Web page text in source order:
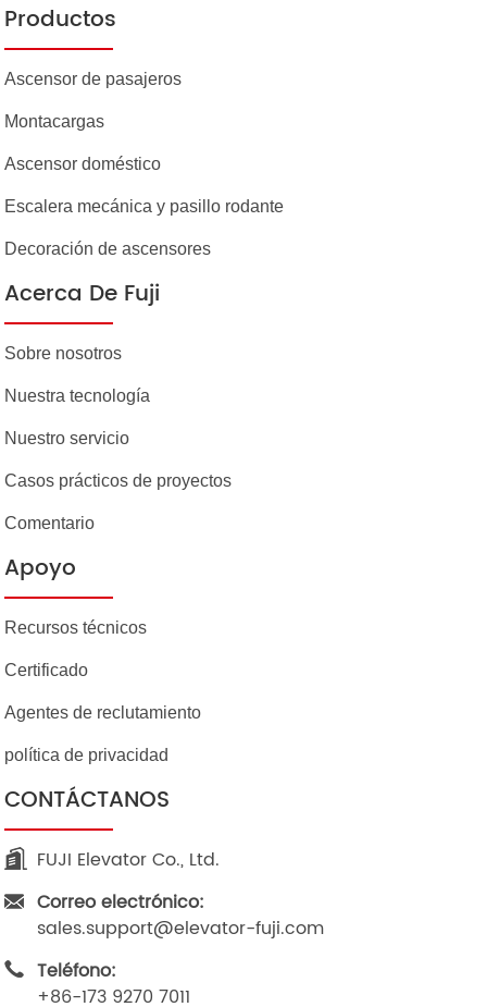
Productos
Ascensor de pasajeros
Montacargas
Ascensor doméstico
Escalera mecánica y pasillo rodante
Decoración de ascensores
Acerca De Fuji
Sobre nosotros
Nuestra tecnología
Nuestro servicio
Casos prácticos de proyectos
Comentario
Apoyo
Recursos técnicos
Certificado
Agentes de reclutamiento
política de privacidad
CONTÁCTANOS
FUJI Elevator Co., Ltd.
Correo electrónico:
sales.support@elevator-fuji.com
Teléfono:
+86-173 9270 7011